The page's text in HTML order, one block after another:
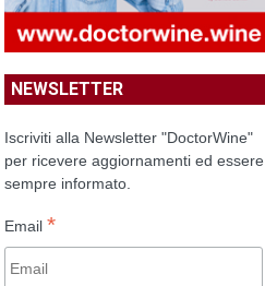
NEWSLETTER
Iscriviti alla Newsletter "DoctorWine"
per ricevere aggiornamenti ed essere
sempre informato.
Email *